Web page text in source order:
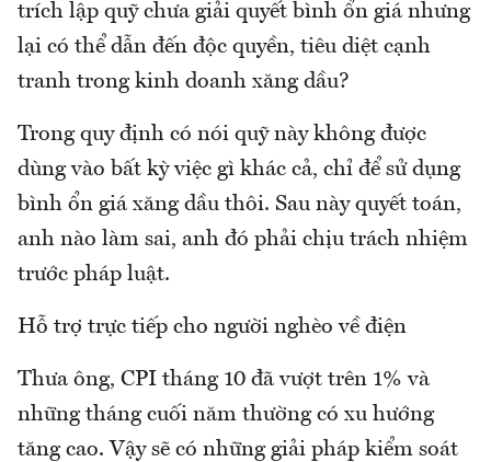
trích lập quỹ chưa giải quyết bình ổn giá nhưng
lại có thể dẫn đến độc quyền, tiêu diệt cạnh
tranh trong kinh doanh xăng dầu?
Trong quy định có nói quỹ này không được
dùng vào bất kỳ việc gì khác cả, chỉ để sử dụng
bình ổn giá xăng dầu thôi. Sau này quyết toán,
anh nào làm sai, anh đó phải chịu trách nhiệm
trước pháp luật.
Hỗ trợ trực tiếp cho người nghèo về điện
Thưa ông, CPI tháng 10 đã vượt trên 1% và
những tháng cuối năm thường có xu hướng
tăng cao. Vậy sẽ có những giải pháp kiểm soát